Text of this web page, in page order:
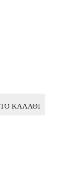
ΚΑΛΆΘΙ